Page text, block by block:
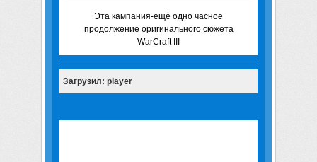
Эта кампания-ещё одно часное
продолжение оригинального сюжета
WarCraft III
Загрузил: player